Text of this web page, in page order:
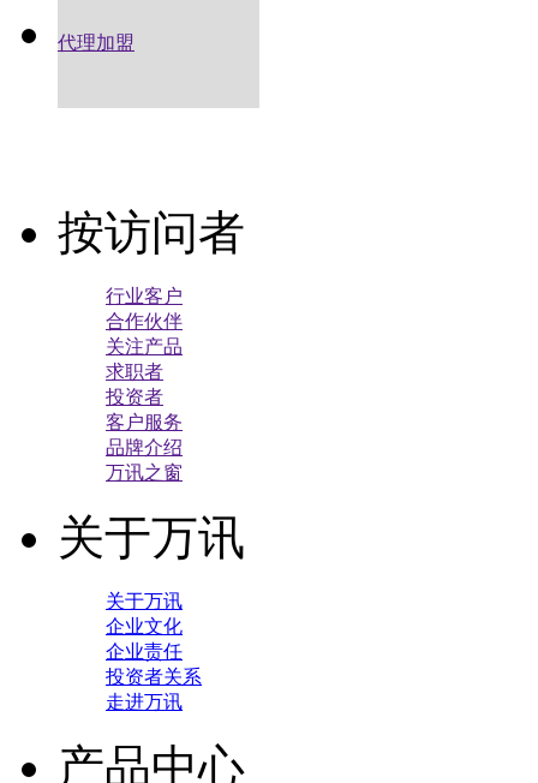
代理加盟
按访问者
行业客户
合作伙伴
关注产品
求职者
投资者
客户服务
品牌介绍
万讯之窗
关于万讯
关于万讯
企业文化
企业责任
投资者关系
走进万讯
产品中心